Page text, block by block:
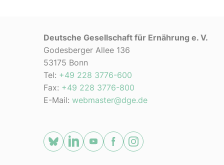
Deutsche Gesellschaft für Ernährung e. V.
Godesberger Allee 136
53175 Bonn
Tel: +49 228 3776-600
Fax: +49 228 3776-800
E-Mail: webmaster@dge.de
[socialLinksTitle]